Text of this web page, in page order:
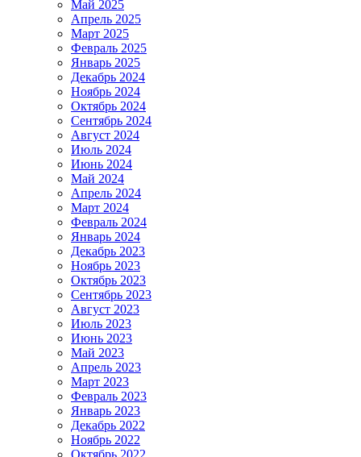
Май 2025
Апрель 2025
Март 2025
Февраль 2025
Январь 2025
Декабрь 2024
Ноябрь 2024
Октябрь 2024
Сентябрь 2024
Август 2024
Июль 2024
Июнь 2024
Май 2024
Апрель 2024
Март 2024
Февраль 2024
Январь 2024
Декабрь 2023
Ноябрь 2023
Октябрь 2023
Сентябрь 2023
Август 2023
Июль 2023
Июнь 2023
Май 2023
Апрель 2023
Март 2023
Февраль 2023
Январь 2023
Декабрь 2022
Ноябрь 2022
Октябрь 2022